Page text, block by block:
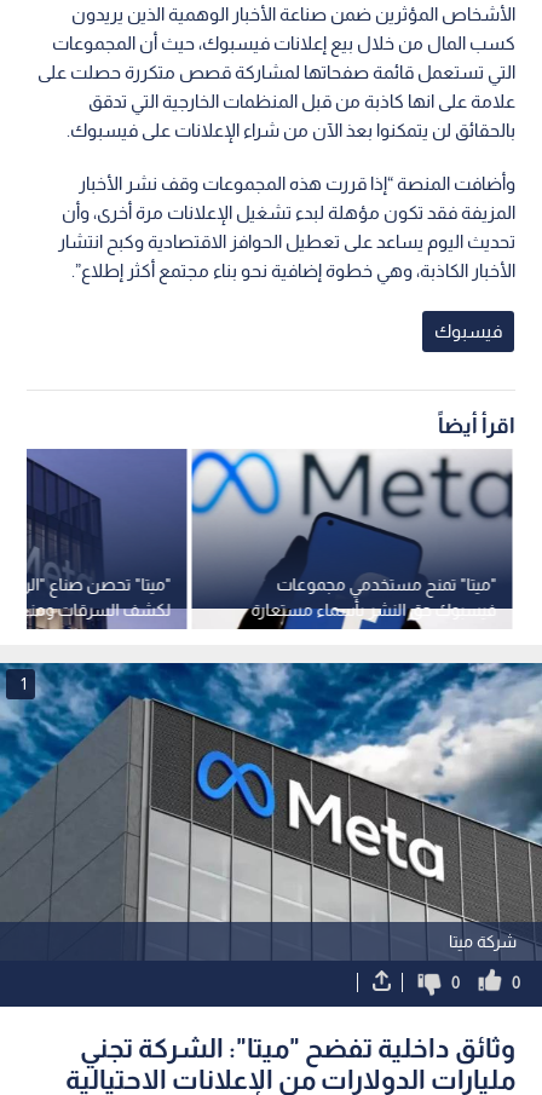
الأشخاص المؤثرين ضمن صناعة الأخبار الوهمية الذين يريدون
كسب المال من خلال بيع إعلانات فيسبوك، حيث أن المجموعات
التي تستعمل قائمة صفحاتها لمشاركة قصص متكررة حصلت على
علامة على انها كاذبة من قبل المنظمات الخارجية التي تدقق
بالحقائق لن يتمكنوا بعذ الآن من شراء الإعلانات على فيسبوك.
وأضافت المنصة “إذا قررت هذه المجموعات وقف نشر الأخبار
المزيفة فقد تكون مؤهلة لبدء تشغيل الإعلانات مرة أخرى، وأن
تحديث اليوم يساعد على تعطيل الحوافز الاقتصادية وكبح انتشار
الأخبار الكاذبة، وهي خطوة إضافية نحو بناء مجتمع أكثر إطلاع”.
فيسبوك
اقرأ أيضاً
"ميتا" تحصن صناع "الريلز"
لكشف السرقات ومنع
"ميتا" تمنح مستخدمي مجموعات
فيسبوك حق النشر بأسماء مستعارة
شركة ميتا
1
0
0
وثائق داخلية تفضح "ميتا": الشركة تجني
مليارات الدولارات من الإعلانات الاحتيالية